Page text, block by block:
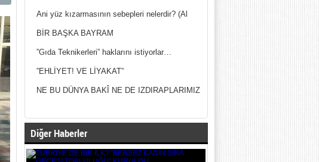
Ani yüz kızarmasının sebepleri nelerdir? (Al
Yanak)
BİR BAŞKA BAYRAM
”Gıda Teknikerleri” haklarını istiyorlar…
”EHLİYET! VE LİYAKAT”
NE BU DÜNYA BAKÎ NE DE IZDIRAPLARIMIZ
Diğer Haberler